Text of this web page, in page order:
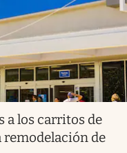
a los carritos de
remodelación de